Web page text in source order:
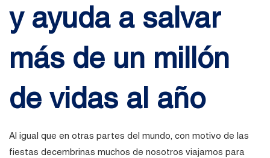
y ayuda a salvar
más de un millón
de vidas al año
Al igual que en otras partes del mundo, con motivo de las
fiestas decembrinas muchos de nosotros viajamos para